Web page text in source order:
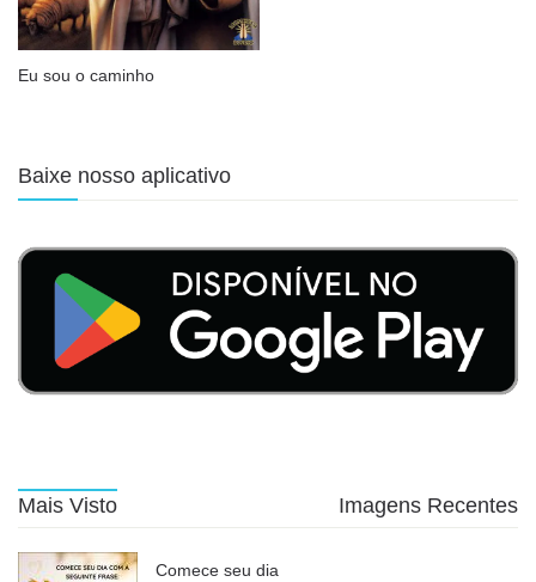
Eu sou o caminho
Baixe nosso aplicativo
Mais Visto Imagens Recentes
Comece seu dia